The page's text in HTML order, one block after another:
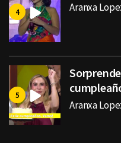
Aranxa
Aranxa